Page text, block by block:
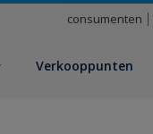
consumenten
Verkooppunten